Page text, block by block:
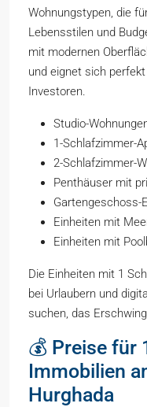
Wohnungstypen, die
Lebensstilen und
mit modernen
und eignet sich
Investoren.
Studio-
1-Schlafzimmer-
2-Schlafzimmer-
Penthäuser mit
Gartengeschoss-
Einheiten mit
Einheiten mit
Die Einheiten mit 1
bei Urlaubern und
suchen, das
💰 Preise für
Immobilien
Hurghada